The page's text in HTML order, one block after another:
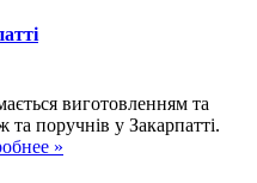
виготовленням та
поручнів у Закарпатті.
»